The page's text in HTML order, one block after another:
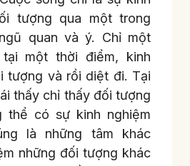
tượng qua một trong
quan và ý. Chỉ một
một thời điểm, kinh
tượng và rồi diệt đi. Tại
thấy chỉ thấy đối tượng
thể có sự kinh nghiệm
là những tâm khác
những đối tượng khác